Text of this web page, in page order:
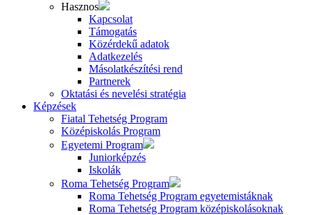
Hasznos
Kapcsolat
Támogatás
Közérdekű adatok
Adatkezelés
Másolatkészítési rend
Partnerek
Oktatási és nevelési stratégia
Képzések
Fiatal Tehetség Program
Középiskolás Program
Egyetemi Program
Juniorképzés
Iskolák
Roma Tehetség Program
Roma Tehetség Program egyetemistáknak
Roma Tehetség Program középiskolásoknak